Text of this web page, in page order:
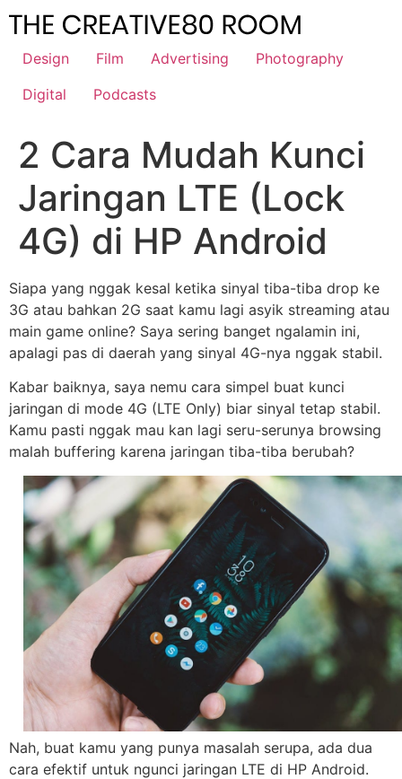
Skip
content
Design Film Advertising
Photography
Digital
Podcasts
2 Cara Mudah Kunci
Jaringan LTE (Lock
4G) di HP Android
Siapa yang nggak kesal ketika sinyal tiba-tiba drop ke
3G atau bahkan 2G saat kamu lagi asyik streaming atau
main game online? Saya sering banget ngalamin ini,
apalagi pas di daerah yang sinyal 4G-nya nggak stabil.
Kabar baiknya, saya nemu cara simpel buat kunci
jaringan di mode 4G (LTE Only) biar sinyal tetap stabil.
Kamu pasti nggak mau kan lagi seru-serunya browsing
malah buffering karena jaringan tiba-tiba berubah?
Nah, buat kamu yang punya masalah serupa, ada dua
cara efektif untuk ngunci jaringan LTE di HP Android.